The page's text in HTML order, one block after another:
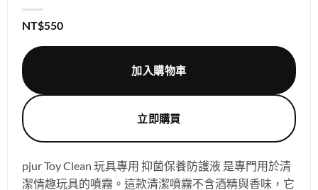
NT$550
加入購物車
立即購買
pjur Toy Clean 玩具專用 抑菌保養防護液 是專門用於清
潔情趣玩具的噴霧。這款清潔噴霧不含酒精與香味，它